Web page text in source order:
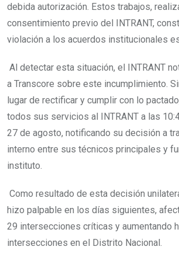
debida autorización. Estos trabajos,
consentimiento previo del INTRANT,
violación a los acuerdos institucionales
Al detectar esta situación, el INTRANT
a Transcore sobre este incumplimiento.
lugar de rectificar y cumplir con lo
todos sus servicios al INTRANT a las
27 de agosto, notificando su decisión a
interno entre sus técnicos principales y
instituto.
Como resultado de esta decisión
hizo palpable en los días siguientes,
29 intersecciones críticas y aumentando
intersecciones en el Distrito Nacional.